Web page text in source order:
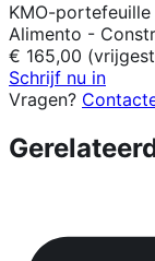
KMO-
Alimento -
€ 165,00
Schrijf nu in
Vragen?